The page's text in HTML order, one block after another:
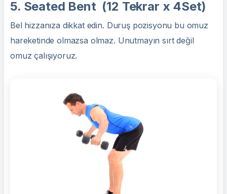
5. Seated Bent (12 Tekrar x 4Set)
Bel hizzanıza dikkat edin. Duruş pozisyonu bu omuz
hareketinde olmazsa olmaz. Unutmayın sırt değil
omuz çalışıyoruz.